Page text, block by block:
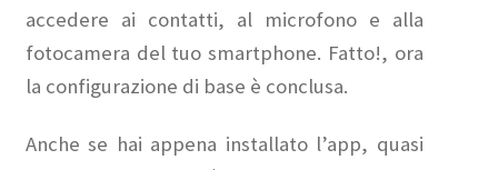
accedere ai contatti, al microfono e alla
fotocamera del tuo smartphone. Fatto!, ora
la configurazione di base è conclusa.
Anche se hai appena installato l’app, quasi